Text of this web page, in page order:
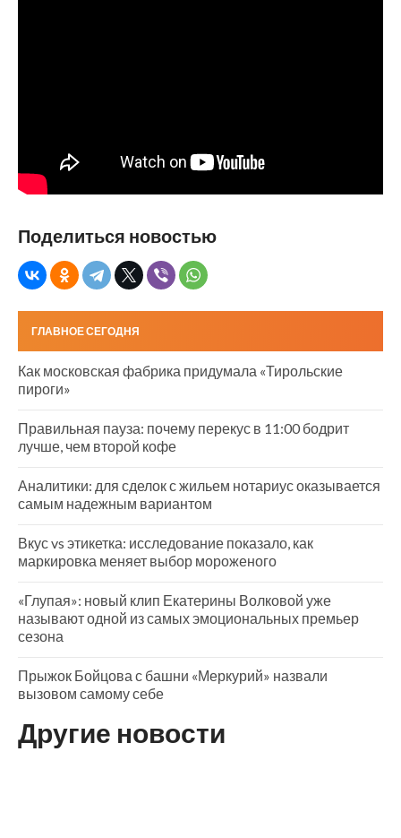
Поделиться новостью
ГЛАВНОЕ СЕГОДНЯ
Как московская фабрика придумала «Тирольские
пироги»
Правильная пауза: почему перекус в 11:00 бодрит
лучше, чем второй кофе
Аналитики: для сделок с жильем нотариус оказывается
самым надежным вариантом
Вкус vs этикетка: исследование показало, как
маркировка меняет выбор мороженого
«Глупая»: новый клип Екатерины Волковой уже
называют одной из самых эмоциональных премьер
сезона
Прыжок Бойцова с башни «Меркурий» назвали
вызовом самому себе
Другие новости